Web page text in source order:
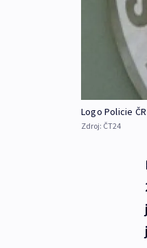
Logo Policie ČR
Zdroj: ČT24